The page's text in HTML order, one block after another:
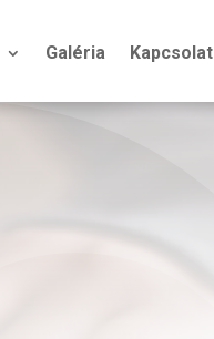
Galéria Kapcsolat